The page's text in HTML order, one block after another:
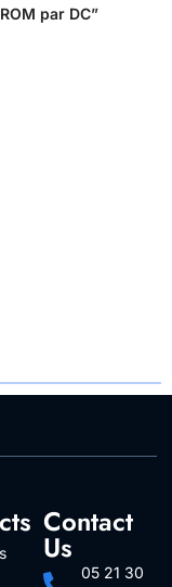
par DC”
Contact
Us
05 21 30